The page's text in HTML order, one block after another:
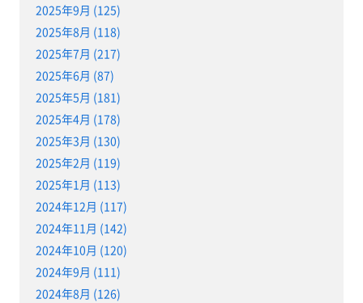
2025年9月 (125)
2025年8月 (118)
2025年7月 (217)
2025年6月 (87)
2025年5月 (181)
2025年4月 (178)
2025年3月 (130)
2025年2月 (119)
2025年1月 (113)
2024年12月 (117)
2024年11月 (142)
2024年10月 (120)
2024年9月 (111)
2024年8月 (126)